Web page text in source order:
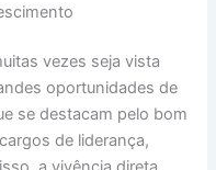
vezes seja vista
oportunidades de
se destacam pelo bom
de liderança,